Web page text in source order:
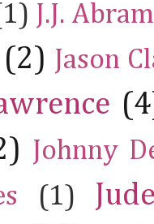
J.J.
(2) Jason
Johnny
(1)